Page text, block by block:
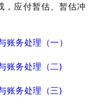
，应付暂估、暂估冲
务处理（一）
账务处理（二)
账务处理（三)